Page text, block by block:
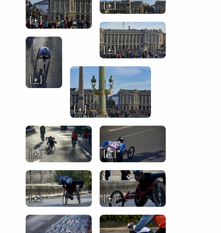
[ + ]
[ + ]
[ + ]
[ + ]
[ + ]
[ + ] [ + ]
[ + ] [ + ]